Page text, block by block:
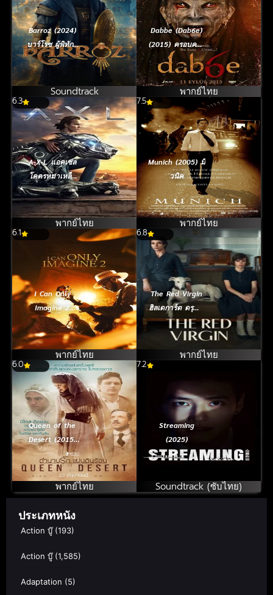
Barroz (2024)
บาร์โรซ ผู้พิทักษ์
ขุมทรัพย์
Soundtrack
Dabbe (Dab6e)
(2015) ครอบครัว
หลอนกระตุกขวัญ
[ซับไทย]
พากย์ไทย
6.3
A-X-L แอคเซล
โคตรหมาเหล็ก
(2018)
พากย์ไทย
7.5
Munich (2005) มิ
วนิค
พากย์ไทย
6.1
I Can Only
Imagine 2
บทเพลงแห่ง
ศรัทธา 2 (2026)
พากย์ไทย
6.8
The Red Virgin
ฮิลเดการ์ต ดรุณีสี
ชาด (2024)
พากย์ไทย
6.0
Queen of the
Desert (2015)
ตำนานรักแผ่นดิน
ร้อน
พากย์ไทย
7.2
Streaming
(2025)
Soundtrack (ซับไทย)
ประเภทหนัง
Action บู๊(193)
Action บู๊(1,585)
Adaptation (5)